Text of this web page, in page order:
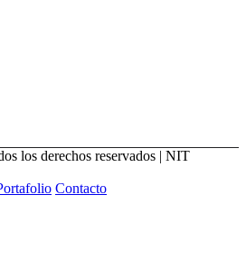
los derechos reservados | NIT
Contacto